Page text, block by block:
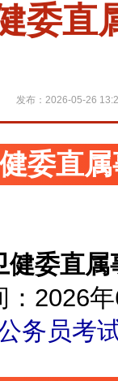
委
发布：2026-05-26
委直
健委直
：2026
务员考